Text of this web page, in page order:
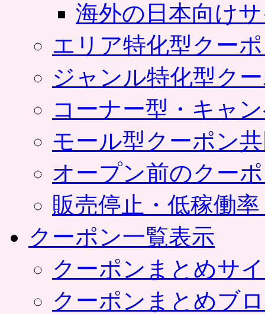
海外の日本向け
エリア特化型クー
ジャンル特化型ク
コーナー型・キャ
モール型クーポン
オープン前のクー
販売停止・低稼働
クーポン一覧表示
クーポンまとめサ
クーポンまとめブ